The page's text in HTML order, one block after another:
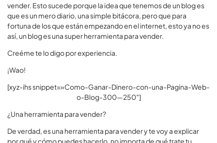
vender. Esto sucede porque la idea que tenemos de un blog es
que es un mero diario, una simple bitácora, pero que para
fortuna de los que están empezando en el internet, esto ya no es
así, un blog es una super herramienta para vender.
Creéme te lo digo por experiencia.
¡Wao!
[xyz-ihs snippet=»Como-Ganar-Dinero-con-una-Pagina-Web-
o-Blog-300—250″]
¿Una herramienta para vender?
De verdad, es una herramienta para vender y te voy a explicar
por qué y cómo puedes hacerlo, no importa de qué trate tu